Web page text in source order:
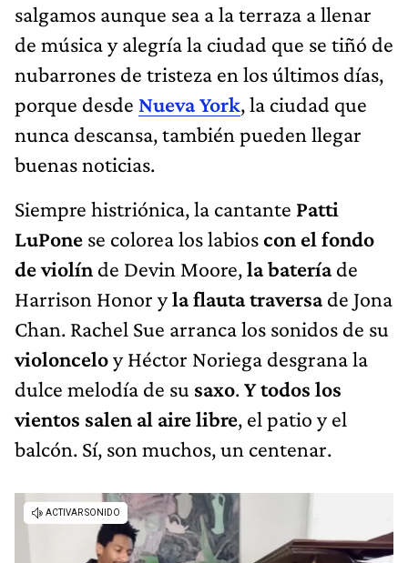
salgamos aunque sea a la terraza a llenar
de música y alegría la ciudad que se tiñó de
nubarrones de tristeza en los últimos días,
porque desde Nueva York, la ciudad que
nunca descansa, también pueden llegar
buenas noticias.
Siempre histriónica, la cantante Patti
LuPone se colorea los labioscon el fondo
de violín de Devin Moore,la bateríade
Harrison Honor yla flauta traversade Jona
Chan. Rachel Sue arranca los sonidos de su
violonceloy Héctor Noriega desgrana la
dulce melodía de su saxo.Y todos los
vientos salen al aire libre, el patio y el
balcón. Sí, son muchos, un centenar.